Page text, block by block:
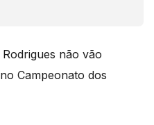
não vão
Campeonato dos